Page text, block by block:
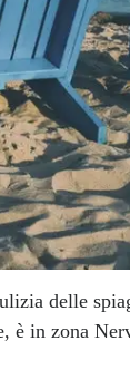
delle
è in zona